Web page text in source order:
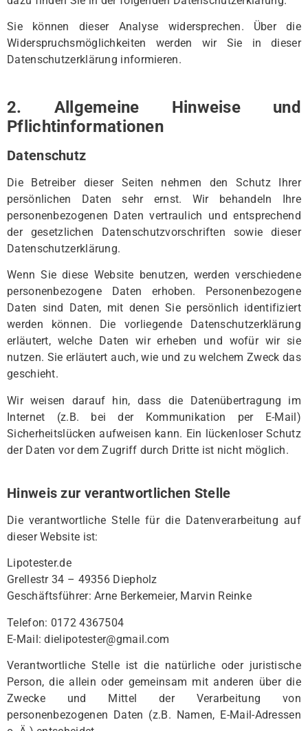
Sie können dieser Analyse widersprechen. Über die
Widerspruchsmöglichkeiten werden wir Sie in dieser
Datenschutzerklärung informieren.
2. Allgemeine Hinweise und
Pflichtinformationen
Datenschutz
Die Betreiber dieser Seiten nehmen den Schutz Ihrer
persönlichen Daten sehr ernst. Wir behandeln Ihre
personenbezogenen Daten vertraulich und entsprechend
der gesetzlichen Datenschutzvorschriften sowie dieser
Datenschutzerklärung.
Wenn Sie diese Website benutzen, werden verschiedene
personenbezogene Daten erhoben. Personenbezogene
Daten sind Daten, mit denen Sie persönlich identifiziert
werden können. Die vorliegende Datenschutzerklärung
erläutert, welche Daten wir erheben und wofür wir sie
nutzen. Sie erläutert auch, wie und zu welchem Zweck das
geschieht.
Wir weisen darauf hin, dass die Datenübertragung im
Internet (z.B. bei der Kommunikation per E-Mail)
Sicherheitslücken aufweisen kann. Ein lückenloser Schutz
der Daten vor dem Zugriff durch Dritte ist nicht möglich.
Hinweis zur verantwortlichen Stelle
Die verantwortliche Stelle für die Datenverarbeitung auf
dieser Website ist:
Lipotester.de
Grellestr 34 – 49356 Diepholz
Geschäftsführer: Arne Berkemeier, Marvin Reinke
Telefon: 0172 4367504
E-Mail: dielipotester@gmail.com
Verantwortliche Stelle ist die natürliche oder juristische
Person, die allein oder gemeinsam mit anderen über die
Zwecke und Mittel der Verarbeitung von
personenbezogenen Daten (z.B. Namen, E-Mail-Adressen